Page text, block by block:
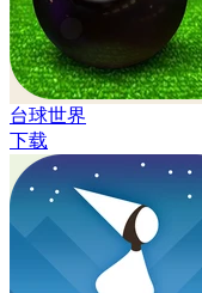
台球世界
下载